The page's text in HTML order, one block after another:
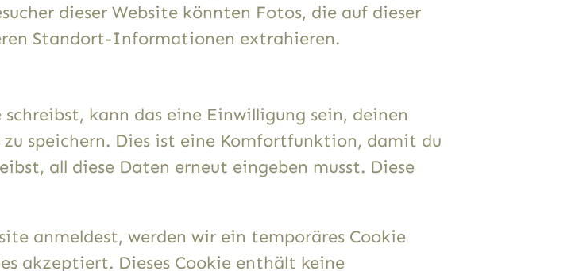
dieser Website könnten Fotos, die auf dieser
Standort-Informationen extrahieren.
kann das eine Einwilligung sein, deinen
speichern. Dies ist eine Komfortfunktion, damit du
all diese Daten erneut eingeben musst. Diese
anmeldest, werden wir ein temporäres Cookie
akzeptiert. Dieses Cookie enthält keine